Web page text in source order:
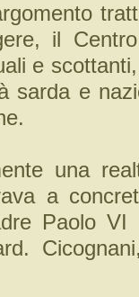
il
e
sarda e
una
a
Paolo VI